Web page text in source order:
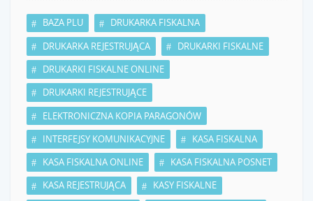
BAZA PLU
DRUKARKA FISKALNA
DRUKARKA REJESTRUJĄCA
DRUKARKI FISKALNE
DRUKARKI FISKALNE ONLINE
DRUKARKI REJESTRUJĄCE
ELEKTRONICZNA KOPIA PARAGONÓW
INTERFEJSY KOMUNIKACYJNE
KASA FISKALNA
KASA FISKALNA ONLINE
KASA FISKALNA POSNET
KASA REJESTRUJĄCA
KASY FISKALNE